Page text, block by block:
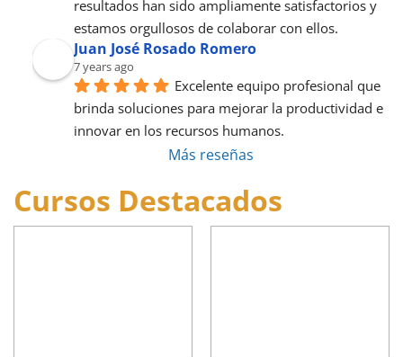
resultados han sido ampliamente satisfactorios y
estamos orgullosos de colaborar con ellos.
Juan José Rosado Romero
7 years ago
Excelente equipo profesional que
brinda soluciones para mejorar la productividad e
innovar en los recursos humanos.
Más reseñas
Cursos Destacados